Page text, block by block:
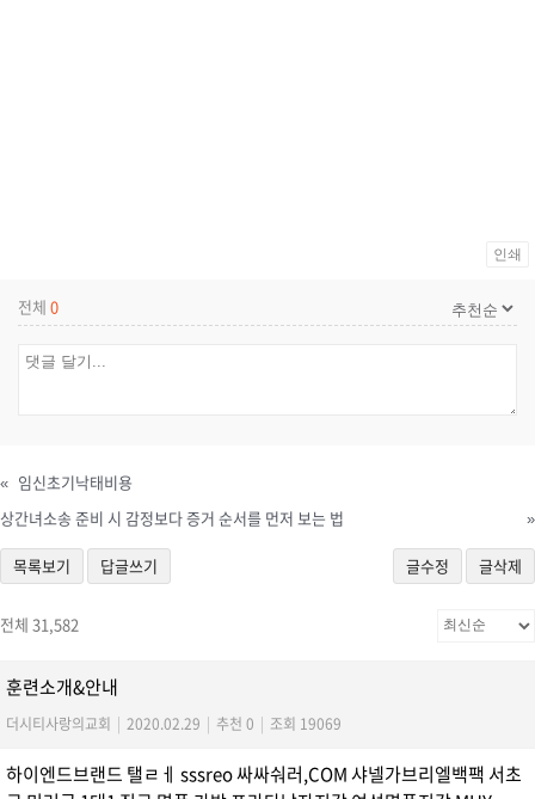
인쇄
전체 0
« 임신초기낙­태비용
상간녀소송 준비 시 감정보다 증거 순서를 먼저 보는 법
»
목록보기 답글쓰기 글수정 글삭제
전체 31,582
훈련소개&안내
더시티사랑의교회 | 2020.02.29 | 추천 0 | 조회 19069
하이엔드브랜드 탤ㄹㅔ sssreo 싸싸숴러,COM 샤넬가브리엘백팩 서초